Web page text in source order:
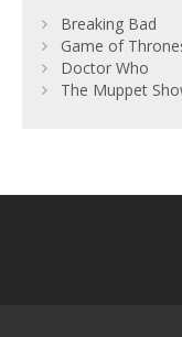
Breaking Bad
Game of
Doctor Who
The Muppet